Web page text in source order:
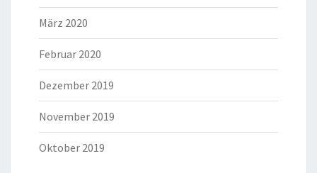
März 2020
Februar 2020
Dezember 2019
November 2019
Oktober 2019